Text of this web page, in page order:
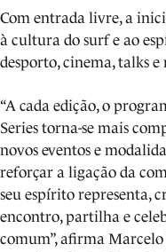
Com entrada livre, a
à cultura do surf e ao
desporto, cinema, talks e
“A cada edição, o
Series torna-se mais
novos eventos e
reforçar a ligação da
seu espírito representa,
encontro, partilha e
comum”, afirma